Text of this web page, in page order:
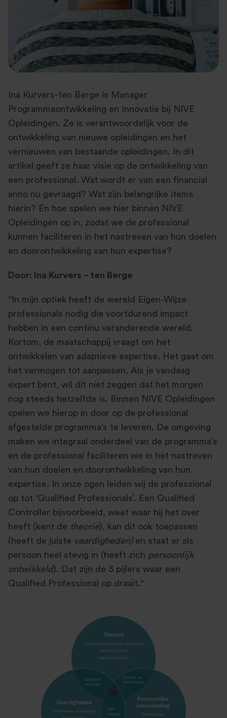
Ina Kurvers-ten Berge is Manager
Programmaontwikkeling en Innovatie bij NIVE
Opleidingen. Ze is verantwoordelijk voor de
ontwikkeling van nieuwe opleidingen en het
vernieuwen van bestaande opleidingen. In dit
artikel geeft ze haar visie op de ontwikkeling van
een professional. Wat wordt er van een financial
anno nu gevraagd? Wat zijn belangrijke items
hierin? En hoe spelen we hier binnen NIVE
Opleidingen op in, zodat we de professional
kunnen faciliteren in het nastreven van hun doelen
en doorontwikkeling van hun expertise?
Door: Ina Kurvers – ten Berge
“In mijn optiek heeft de wereld Eigen-Wijze
professionals nodig die voortdurend impact
hebben in een continu veranderende wereld.
Kortom, de maatschappij vraagt om het
ontwikkelen van adaptieve expertise. Het gaat om
het vermogen tot aanpassen. Als je vandaag
expert bent, wil dit niet zeggen dat het morgen
nog steeds hetzelfde is. Binnen NIVE Opleidingen
spelen we hierop in door op de professional
afgestelde programma’s te leveren. De omgeving
maken we integraal onderdeel van de programma’s
en de professional faciliteren we in het nastreven
van hun doelen en doorontwikkeling van hun
expertise. In onze ogen leiden wij de professional
op tot ‘Qualified Professionals’. Een Qualified
Controller bijvoorbeeld, weet waar hij het over
heeft (kent de theorie), kan dit ook toepassen
(heeft de juiste vaardigheden)en staat er als
persoon heel stevig in (heeft zich persoonlijk
ontwikkeld). Dat zijn de 3 pijlers waar een
Qualified Professional op draait.“